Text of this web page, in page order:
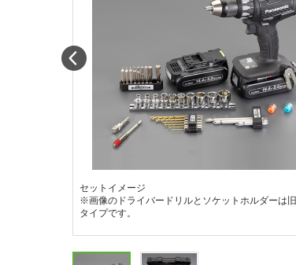
セットイメージ
※画像のドライバードリルとソケットホルダーは旧
タイプです。